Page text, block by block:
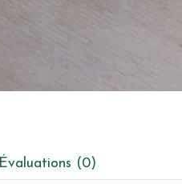
Évaluations (0)